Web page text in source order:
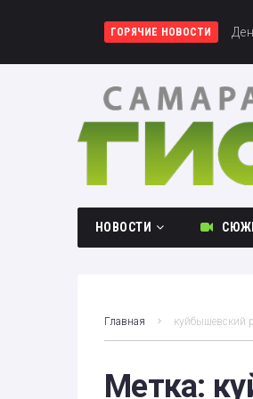
ГОРЯЧИЕ НОВОСТИ В
НОВОСТИ
Главная куйбышевский
Метка: